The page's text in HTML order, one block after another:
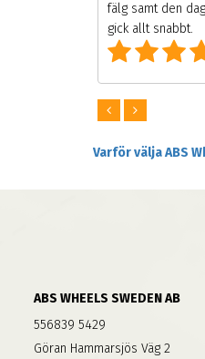
fälg samt den
gick allt snabbt.
Varför välja ABS
ABS WHEELS SWEDEN AB
556839 5429
Göran Hammarsjös Väg 2